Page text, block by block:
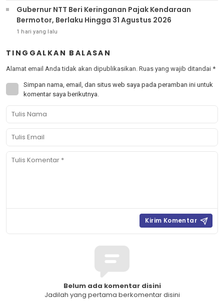
Gubernur NTT Beri Keringanan Pajak Kendaraan
Bermotor, Berlaku Hingga 31 Agustus 2026
1 hari yang lalu
TINGGALKAN BALASAN
Alamat email Anda tidak akan dipublikasikan. Ruas yang wajib ditandai *
Simpan nama, email, dan situs web saya pada peramban ini untuk
komentar saya berikutnya.
Belum ada komentar disini
Jadilah yang pertama berkomentar disini